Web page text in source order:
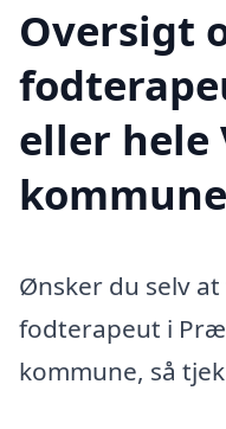
Oversigt
eller hele
kommune
Ønsker du selv
fodterapeut i
kommune, så